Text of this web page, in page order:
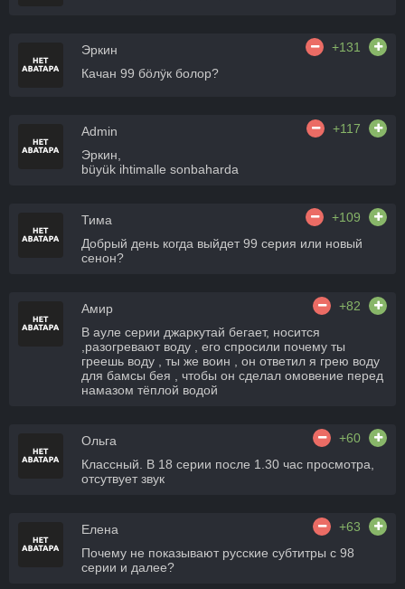
Эркин
+131
Качан 99 бӧлӱк болор?
Admin
+117
Эркин,
büyük ihtimalle sonbaharda
Тима
+109
Добрый день когда выйдет 99 серия или новый
сенон?
Амир
+82
В ауле серии джаркутай бегает, носится
,разогревают воду , его спросили почему ты
греешь воду , ты же воин , он ответил я грею воду
для бамсы бея , чтобы он сделал омовение перед
намазом тёплой водой
Ольга
+60
Классный. В 18 серии после 1.30 час просмотра,
отсутвует звук
Елена
+63
Почему не показывают русские субтитры с 98
серии и далее?